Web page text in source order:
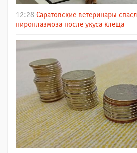
12:28 Саратовские ветеринары
пироплазмоза после укуса клеща